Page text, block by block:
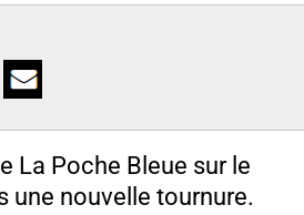
La Poche Bleue sur le
une nouvelle tournure.